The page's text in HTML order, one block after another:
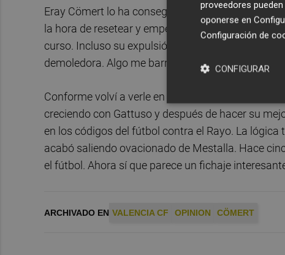
Eray Cömert lo ha conseguido esquivar y su
la hora de resetear y empezar desde cero una
curso. Incluso su expulsión contra el Girona
demoledora. Algo me barruntó en la cabeza: "no
Conforme volví a verle en el once casi por
creciendo con Gattuso y después de hacer su
en los códigos del fútbol contra el Rayo. La
acabó saliendo ovacionado de Mestalla. Hace
el fútbol. Ahora sí que parece un fichaje
ARCHIVADO EN VALENCIA CF OPINION CÖMERT
proveedores
oponerse en
Configuración de
CONFIGURAR